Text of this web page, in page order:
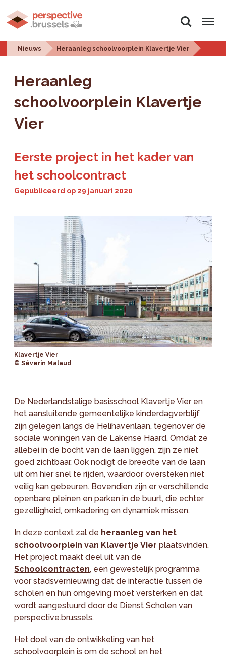
Zoeken Menu
Nieuws Heraanleg schoolvoorplein Klavertje Vier
Heraanleg
schoolvoorplein Klavertje
Vier
Eerste project in het kader van
het schoolcontract
Gepubliceerd op 29 januari 2020
Klavertje Vier
© Séverin Malaud
De Nederlandstalige basisschool Klavertje Vier en
het aansluitende gemeentelijke kinderdagverblijf
zijn gelegen langs de Helihavenlaan, tegenover de
sociale woningen van de Lakense Haard. Omdat ze
allebei in de bocht van de laan liggen, zijn ze niet
goed zichtbaar. Ook nodigt de breedte van de laan
uit om hier snel te rijden, waardoor oversteken niet
veilig kan gebeuren. Bovendien zijn er verschillende
openbare pleinen en parken in de buurt, die echter
gezelligheid, omkadering en dynamiek missen.
In deze context zal de heraanleg van het
schoolvoorplein van Klavertje Vier plaatsvinden.
Het project maakt deel uit van de
Schoolcontracten, een gewestelijk programma
voor stadsvernieuwing dat de interactie tussen de
scholen en hun omgeving moet versterken en dat
wordt aangestuurd door de Dienst Scholen van
perspective.brussels.
Het doel van de ontwikkeling van het
schoolvoorplein is om de school en het